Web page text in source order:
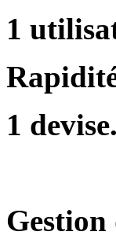
1
1 devise.
Gestion